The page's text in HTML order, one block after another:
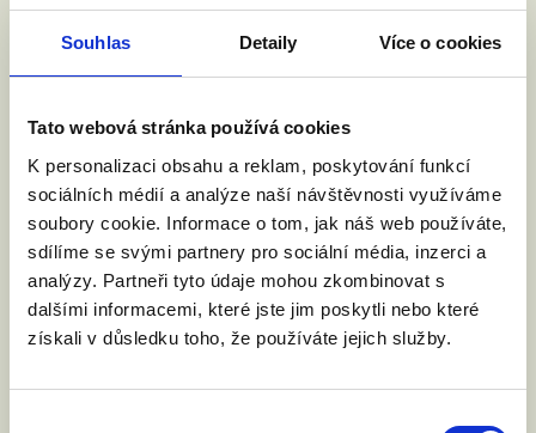
Souhlas Detaily Více o cookies
Tato webová stránka používá cookies
K personalizaci obsahu a reklam, poskytování funkcí
sociálních médií a analýze naší návštěvnosti využíváme
soubory cookie. Informace o tom, jak náš web používáte,
sdílíme se svými partnery pro sociální média, inzerci a
analýzy. Partneři tyto údaje mohou zkombinovat s
dalšími informacemi, které jste jim poskytli nebo které
získali v důsledku toho, že používáte jejich služby.
Kde žijete?(město, PSČ):
Přijdu s doprovodem.
Souhlasím se zpracováním osobních údajů podle
zákona č. 101/2000 Sb. Přečíst